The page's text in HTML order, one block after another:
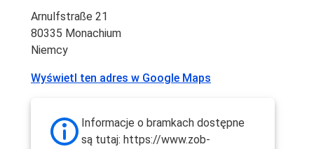
Arnulfstraße 21
80335 Monachium
Niemcy
Wyświetl ten adres w Google Maps
Informacje o bramkach dostępne
są tutaj: https://www.zob-